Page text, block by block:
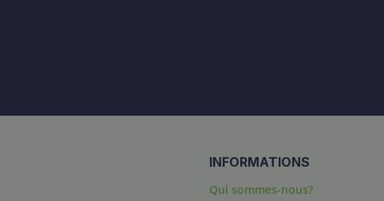
INFORMATIONS
Qui sommes-nous?